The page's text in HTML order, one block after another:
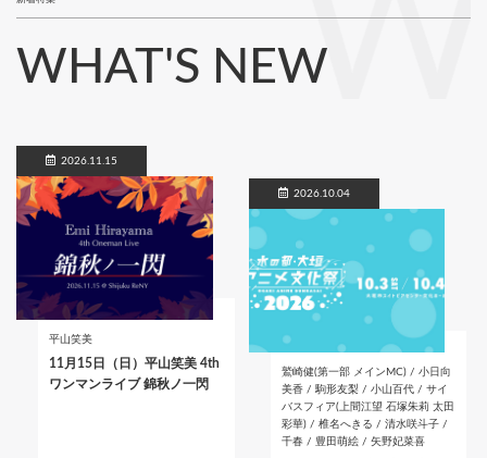
WHAT'S NEW
2026.11.15
平山笑美
11月15日（日）平山笑美 4th
ワンマンライブ 錦秋ノ一閃
2026.10.04
鷲崎健(第一部 メインMC) / 小日向
美香 / 駒形友梨 / 小山百代 / サイ
バスフィア(上間江望 石塚朱莉 太田
彩華) / 椎名へきる / 清水咲斗子 /
千春 / 豊田萌絵 / 矢野妃菜喜